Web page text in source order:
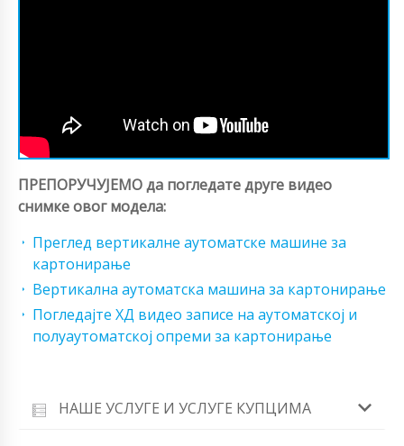
ПРЕПОРУЧУЈЕМО да погледате друге видео
снимке овог модела:
Преглед вертикалне аутоматске машине за
картонирање
Вертикална аутоматска машина за картонирање
Погледајте ХД видео записе на аутоматској и
полуаутоматској опреми за картонирање
НАШЕ УСЛУГЕ И УСЛУГЕ КУПЦИМА